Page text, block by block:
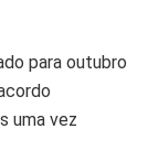
para outubro
uma vez